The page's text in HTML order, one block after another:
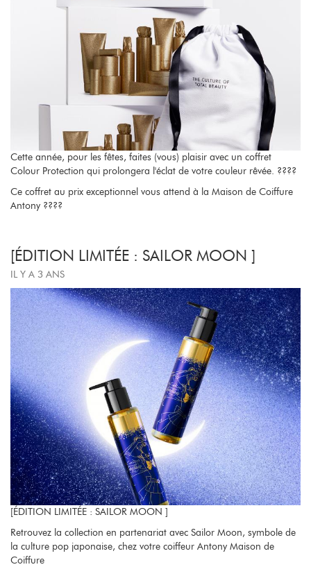
Cette année, pour les fêtes, faites (vous) plaisir avec un coffret
Colour Protection qui prolongera l'éclat de votre couleur rêvée. ????
Ce coffret au prix exceptionnel vous attend à la Maison de Coiffure
Antony ????
[ÉDITION LIMITÉE : SAILOR MOON ]
IL Y A 3 ANS
[ÉDITION LIMITÉE : SAILOR MOON ]
Retrouvez la collection en partenariat avec Sailor Moon, symbole de
la culture pop japonaise, chez votre coiffeur Antony Maison de
Coiffure